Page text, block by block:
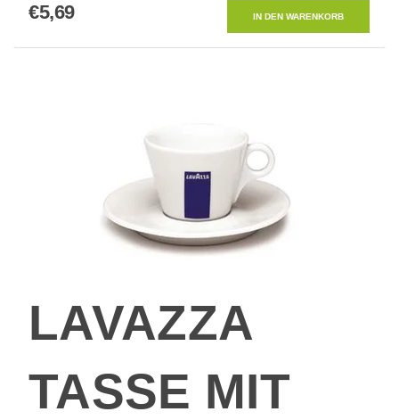
€5,69
LAVAZZA
TASSE MIT